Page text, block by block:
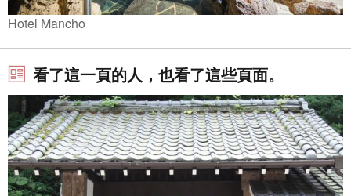
Hotel Mancho
看了這一頁的人，也看了這些頁面。